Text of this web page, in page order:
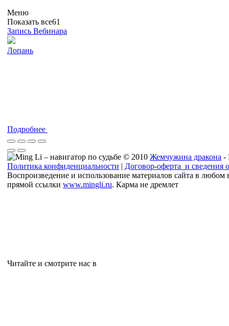
Меню
Показать все61
Запись Вебинара
Лопань
Подробнее
© 2010 Жемчужина дракона -
Политика конфиденциальности | Договор-оферта и сведения
Воспроизведение и использование материалов сайта в
прямой ссылки www.mingli.ru. Карма не дремлет
Читайте и смотрите нас в